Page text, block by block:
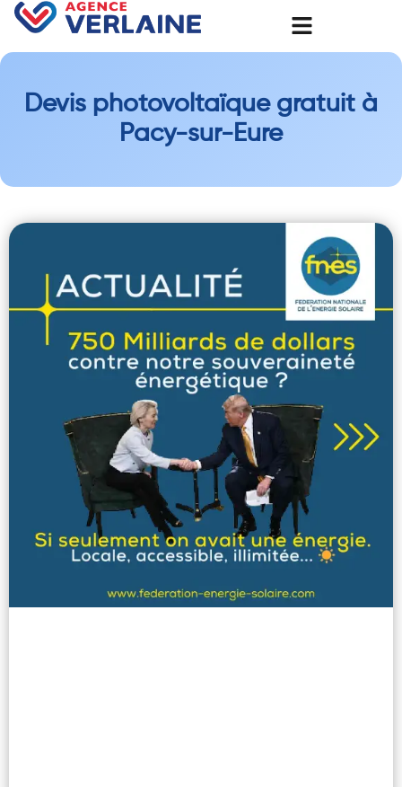
Devis photovoltaïque gratuit à
Pacy-sur-Eure